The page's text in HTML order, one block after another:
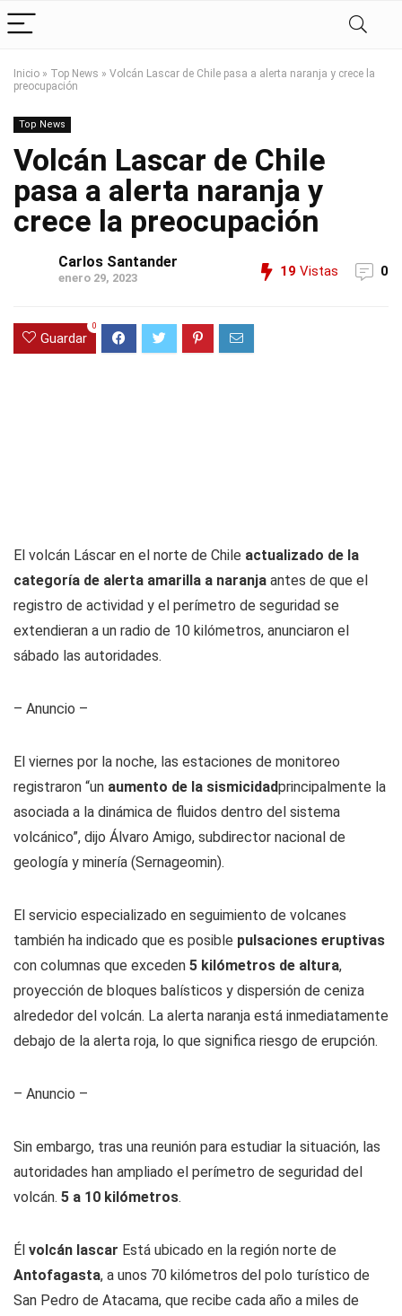
Inicio » Top News » Volcán Lascar de Chile pasa a alerta naranja y crece la
preocupación
Top News
Volcán Lascar de Chile
pasa a alerta naranja y
crece la preocupación
Carlos Santander
enero 29, 2023 19 Vistas 0
Guardar
0
El volcán Láscar en el norte de Chile actualizado de la
categoría de alerta amarilla a naranja antes de que el
registro de actividad y el perímetro de seguridad se
extendieran a un radio de 10 kilómetros, anunciaron el
sábado las autoridades.
– Anuncio –
El viernes por la noche, las estaciones de monitoreo
registraron “un aumento de la sismicidadprincipalmente la
asociada a la dinámica de fluidos dentro del sistema
volcánico”, dijo Álvaro Amigo, subdirector nacional de
geología y minería (Sernageomin).
El servicio especializado en seguimiento de volcanes
también ha indicado que es posible pulsaciones eruptivas
con columnas que exceden 5 kilómetros de altura,
proyección de bloques balísticos y dispersión de ceniza
alrededor del volcán. La alerta naranja está inmediatamente
debajo de la alerta roja, lo que significa riesgo de erupción.
– Anuncio –
Sin embargo, tras una reunión para estudiar la situación, las
autoridades han ampliado el perímetro de seguridad del
volcán. 5 a 10 kilómetros.
Él volcán lascar Está ubicado en la región norte de
Antofagasta, a unos 70 kilómetros del polo turístico de
San Pedro de Atacama, que recibe cada año a miles de